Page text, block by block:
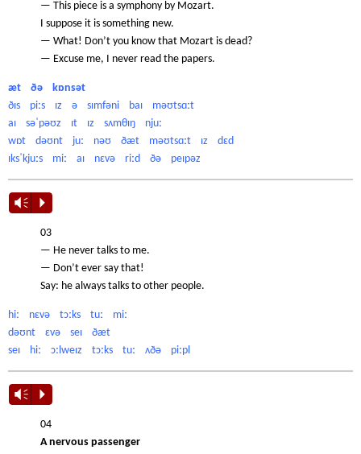
— This piece is a symphony by Mozart.
I suppose it is something new.
— What! Don’t you know that Mozart is dead?
— Excuse me, I never read the papers.
æt ðə
kɒnsət
ðɪs
piːs ɪz ə sɪmfəni baɪ
məʊtsɑːt
aɪ
səˈpəʊz ɪt ɪz sʌmθɪŋ
njuː
wɒt
dəʊnt juː nəʊ ðæt məʊtsɑːt ɪz
dɛd
ɪksˈkjuːs
miː aɪ nɛvə riːd ðə peɪpəz
Vm P
03
— He never talks to me.
— Don’t ever say that!
Say: he always talks to other people.
hiː nɛvə tɔːks tuː
miː
dəʊnt
ɛvə seɪ
ðæt
seɪ
hiː ɔːlweɪz tɔːks tuː ʌðə piːpl
Vm P
04
A nervous passenger